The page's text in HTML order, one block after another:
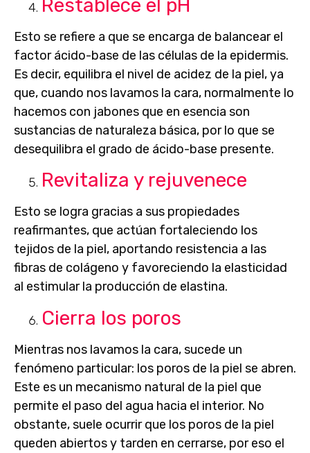
Restablece el pH
Esto se refiere a que se encarga de balancear el
factor ácido-base de las células de la epidermis.
Es decir, equilibra el nivel de acidez de la piel, ya
que, cuando nos lavamos la cara, normalmente lo
hacemos con jabones que en esencia son
sustancias de naturaleza básica, por lo que se
desequilibra el grado de ácido-base presente.
Revitaliza y rejuvenece
Esto se logra gracias a sus propiedades
reafirmantes, que actúan fortaleciendo los
tejidos de la piel, aportando resistencia a las
fibras de colágeno y favoreciendo la elasticidad
al estimular la producción de elastina.
Cierra los poros
Mientras nos lavamos la cara, sucede un
fenómeno particular: los poros de la piel se abren.
Este es un mecanismo natural de la piel que
permite el paso del agua hacia el interior. No
obstante, suele ocurrir que los poros de la piel
queden abiertos y tarden en cerrarse, por eso el